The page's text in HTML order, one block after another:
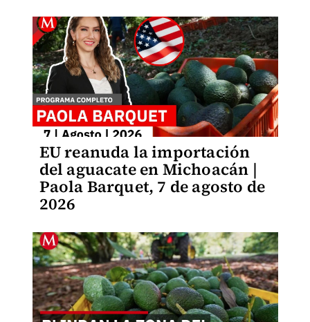
EU reanuda la importación
del aguacate en Michoacán |
Paola Barquet, 7 de agosto de
2026